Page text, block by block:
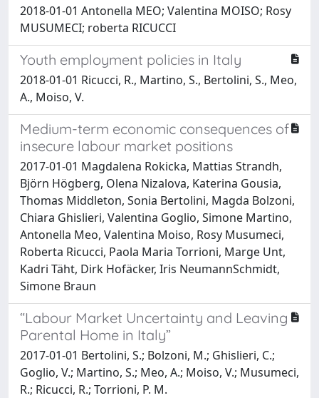
2018-01-01 Antonella MEO; Valentina MOISO; Rosy
MUSUMECI; roberta RICUCCI
Youth employment policies in Italy
2018-01-01 Ricucci, R., Martino, S., Bertolini, S., Meo,
A., Moiso, V.
Medium-term economic consequences of
insecure labour market positions
2017-01-01 Magdalena Rokicka, Mattias Strandh,
Björn Högberg, Olena Nizalova, Katerina Gousia,
Thomas Middleton, Sonia Bertolini, Magda Bolzoni,
Chiara Ghislieri, Valentina Goglio, Simone Martino,
Antonella Meo, Valentina Moiso, Rosy Musumeci,
Roberta Ricucci, Paola Maria Torrioni, Marge Unt,
Kadri Täht, Dirk Hofäcker, Iris NeumannSchmidt,
Simone Braun
“Labour Market Uncertainty and Leaving
Parental Home in Italy”
2017-01-01 Bertolini, S.; Bolzoni, M.; Ghislieri, C.;
Goglio, V.; Martino, S.; Meo, A.; Moiso, V.; Musumeci,
R.; Ricucci, R.; Torrioni, P. M.